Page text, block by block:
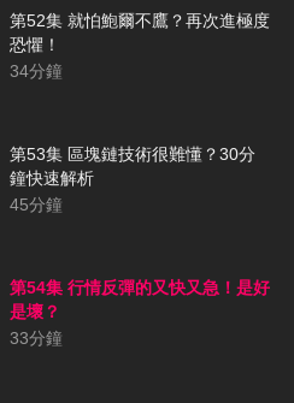
第52集 就怕鮑爾不鷹？再次進極度
恐懼！
34分鐘
第53集 區塊鏈技術很難懂？30分
鐘快速解析
45分鐘
第54集 行情反彈的又快又急！是好
是壞？
33分鐘